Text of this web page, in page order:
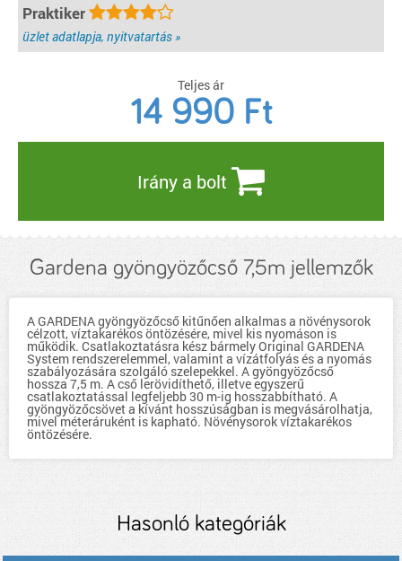
Praktiker
üzlet adatlapja, nyitvatartás »
Teljes ár
14 990 Ft
Irány a bolt
Gardena gyöngyözőcső 7,5m jellemzők
A GARDENA gyöngyözőcső kitűnően alkalmas a növénysorok
célzott, víztakarékos öntözésére, mivel kis nyomáson is
működik. Csatlakoztatásra kész bármely Original GARDENA
System rendszerelemmel, valamint a vízátfolyás és a nyomás
szabályozására szolgáló szelepekkel. A gyöngyözőcső
hossza 7,5 m. A cső lerövidíthető, illetve egyszerű
csatlakoztatással legfeljebb 30 m-ig hosszabbítható. A
gyöngyözőcsövet a kívánt hosszúságban is megvásárolhatja,
mivel méteráruként is kapható. Növénysorok víztakarékos
öntözésére.
Hasonló kategóriák